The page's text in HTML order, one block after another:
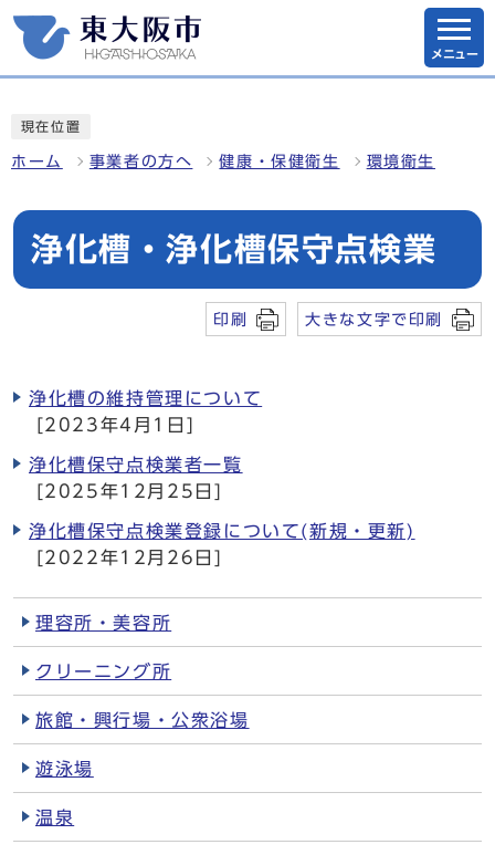
メニュー
現在位置
ホーム 事業者の方へ 健康・保健衛生 環境衛生
浄化槽・浄化槽保守点検業
印刷 大きな文字で印刷
浄化槽の維持管理について
[2023年4月1日]
浄化槽保守点検業者一覧
[2025年12月25日]
浄化槽保守点検業登録について(新規・更新)
[2022年12月26日]
理容所・美容所
クリーニング所
旅館・興行場・公衆浴場
遊泳場
温泉